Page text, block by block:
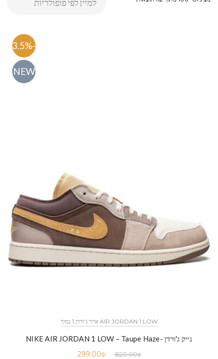
-63.5%
NEW
AIR JORDAN 1 LOW אייר ג'ורדן 1 נמוך
נייק ג'ורדן -NIKE AIR JORDAN 1 LOW – Taupe Haze
820.00₪
299.00₪